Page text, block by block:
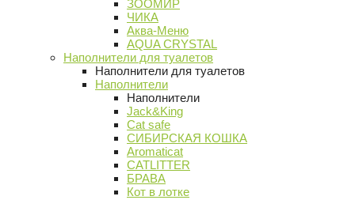
ЗООМИР
ЧИКА
Аква-Меню
AQUA CRYSTAL
Наполнители для туалетов
Наполнители для туалетов
Наполнители
Наполнители
Jack&King
Cat safe
СИБИРСКАЯ КОШКА
Aromaticat
CATLITTER
БРАВА
Кот в лотке